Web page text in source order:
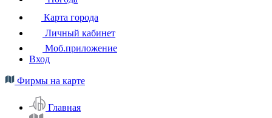
Карта города
Личный кабинет
Моб.приложение
Вход
Фирмы на карте
Главная